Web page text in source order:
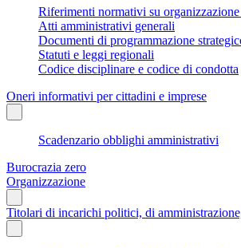
Riferimenti normativi su
Atti amministrativi generali
Documenti di programmazione
Statuti e leggi regionali
Codice disciplinare e codice di condotta
Oneri informativi per cittadini e imprese
Scadenzario obblighi amministrativi
Burocrazia zero
Organizzazione
Titolari di incarichi politici, di